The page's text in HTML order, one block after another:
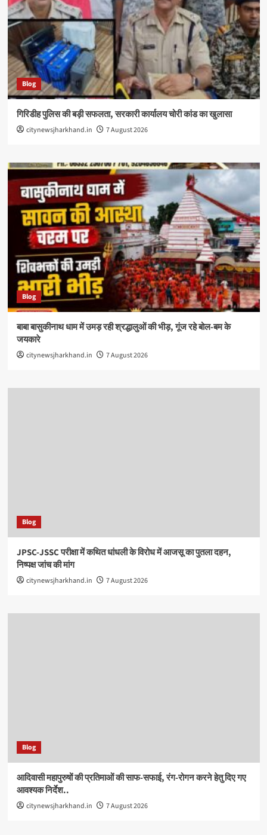
Blog
गिरिडीह पुलिस की बड़ी सफलता, सरकारी कार्यालय चोरी कांड का खुलासा
citynewsjharkhand.in 7 August 2026
Blog
बाबा बासुकीनाथ धाम में उमड़ रही श्रद्धालुओं की भीड़, गूंज रहे बोल-बम के
जयकारे
citynewsjharkhand.in 7 August 2026
Blog
JPSC-JSSC परीक्षा में कथित धांधली के विरोध में आजसू का पुतला दहन,
निष्पक्ष जांच की मांग
citynewsjharkhand.in 7 August 2026
Blog
आदिवासी महापुरुषों की प्रतिमाओं की साफ-सफाई, रंग-रोगन करने हेतु दिए गए
आवश्यक निर्देश..
citynewsjharkhand.in 7 August 2026